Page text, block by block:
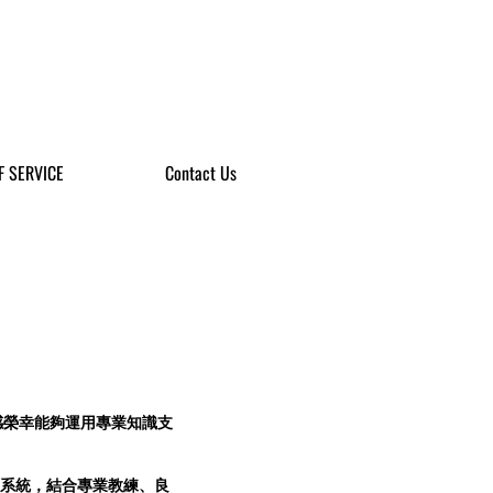
SERVICE Contact Us
幸能夠運用專業知識支
統，結合專業教練、良